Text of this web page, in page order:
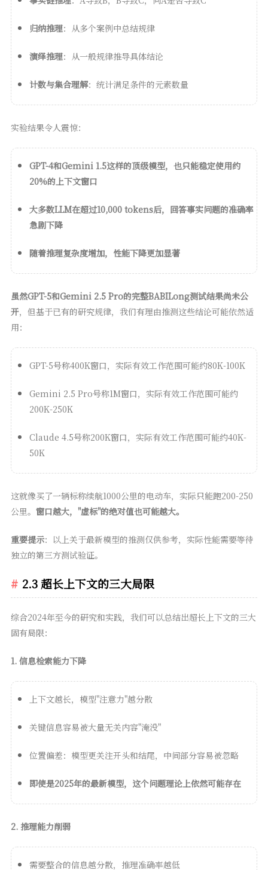
归纳推理：从多个案例中总结规律
演绎推理：从一般规律推导具体结论
计数与集合理解：统计满足条件的元素数量
实验结果令人震惊：
GPT-4和Gemini 1.5这样的顶级模型，也只能稳定使用约
20%的上下文窗口
大多数LLM在超过10,000 tokens后，回答事实问题的准确率
急剧下降
随着推理复杂度增加，性能下降更加显著
虽然GPT-5和Gemini 2.5 Pro的完整BABILong测试结果尚未公
开，但基于已有的研究规律，我们有理由推测这些结论可能依然适
用：
GPT-5号称400K窗口，实际有效工作范围可能约80K-100K
Gemini 2.5 Pro号称1M窗口，实际有效工作范围可能约
200K-250K
Claude 4.5号称200K窗口，实际有效工作范围可能约40K-
50K
这就像买了一辆标称续航1000公里的电动车，实际只能跑200-250
公里。 窗口越大，"虚标"的绝对值也可能越大。
重要提示：以上关于最新模型的推测仅供参考，实际性能需要等待
独立的第三方测试验证。
2.3 超长上下文的三大局限
综合2024年至今的研究和实践，我们可以总结出超长上下文的三大
固有局限：
1. 信息检索能力下降
上下文越长，模型"注意力"越分散
关键信息容易被大量无关内容"淹没"
位置偏差：模型更关注开头和结尾，中间部分容易被忽略
即使是2025年的最新模型，这个问题理论上依然可能存在
2. 推理能力削弱
需要整合的信息越分散，推理准确率越低